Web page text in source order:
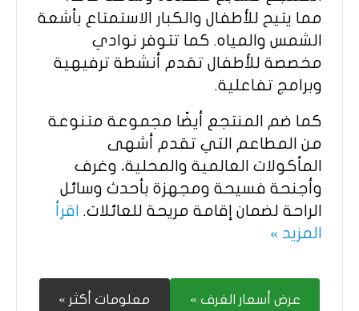
مما يتيح للأطفال والكبار الاستمتاع بأشعة
الشمس والمياه. كما تتوفر نوادي
مخصصة للأطفال تقدم أنشطة ترفيهية
وبرامج تفاعلية.
كما ضم المنتجع أيضًا مجموعة متنوعة
من المطاعم التي تقدم أشهى
المأكولات العالمية والمحلية، وغرف
وأجنحة فسيحة ومجهزة بأحدث وسائل
الراحة لضمان إقامة مريحة للعائلات. اقرأ
المزيد »
عرض أسعار الغرف » معلومات أكثر »